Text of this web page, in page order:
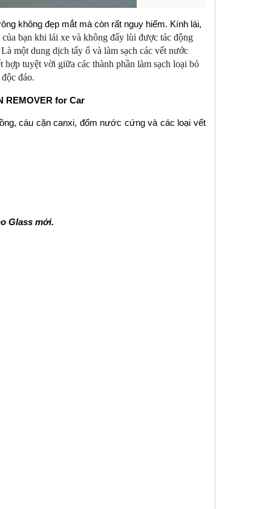
không đẹp mắt mà còn rất nguy hiểm. Kính lái,
bạn khi lái xe và không đẩy lùi được tác động
một dung dịch tẩy ố và làm sạch các vết nước
tuyệt vời giữa các thành phần làm sạch loại bỏ
đáo.
REMOVER for Car
cáu cặn canxi, đốm nước cứng và các loại vết
Glass mới.